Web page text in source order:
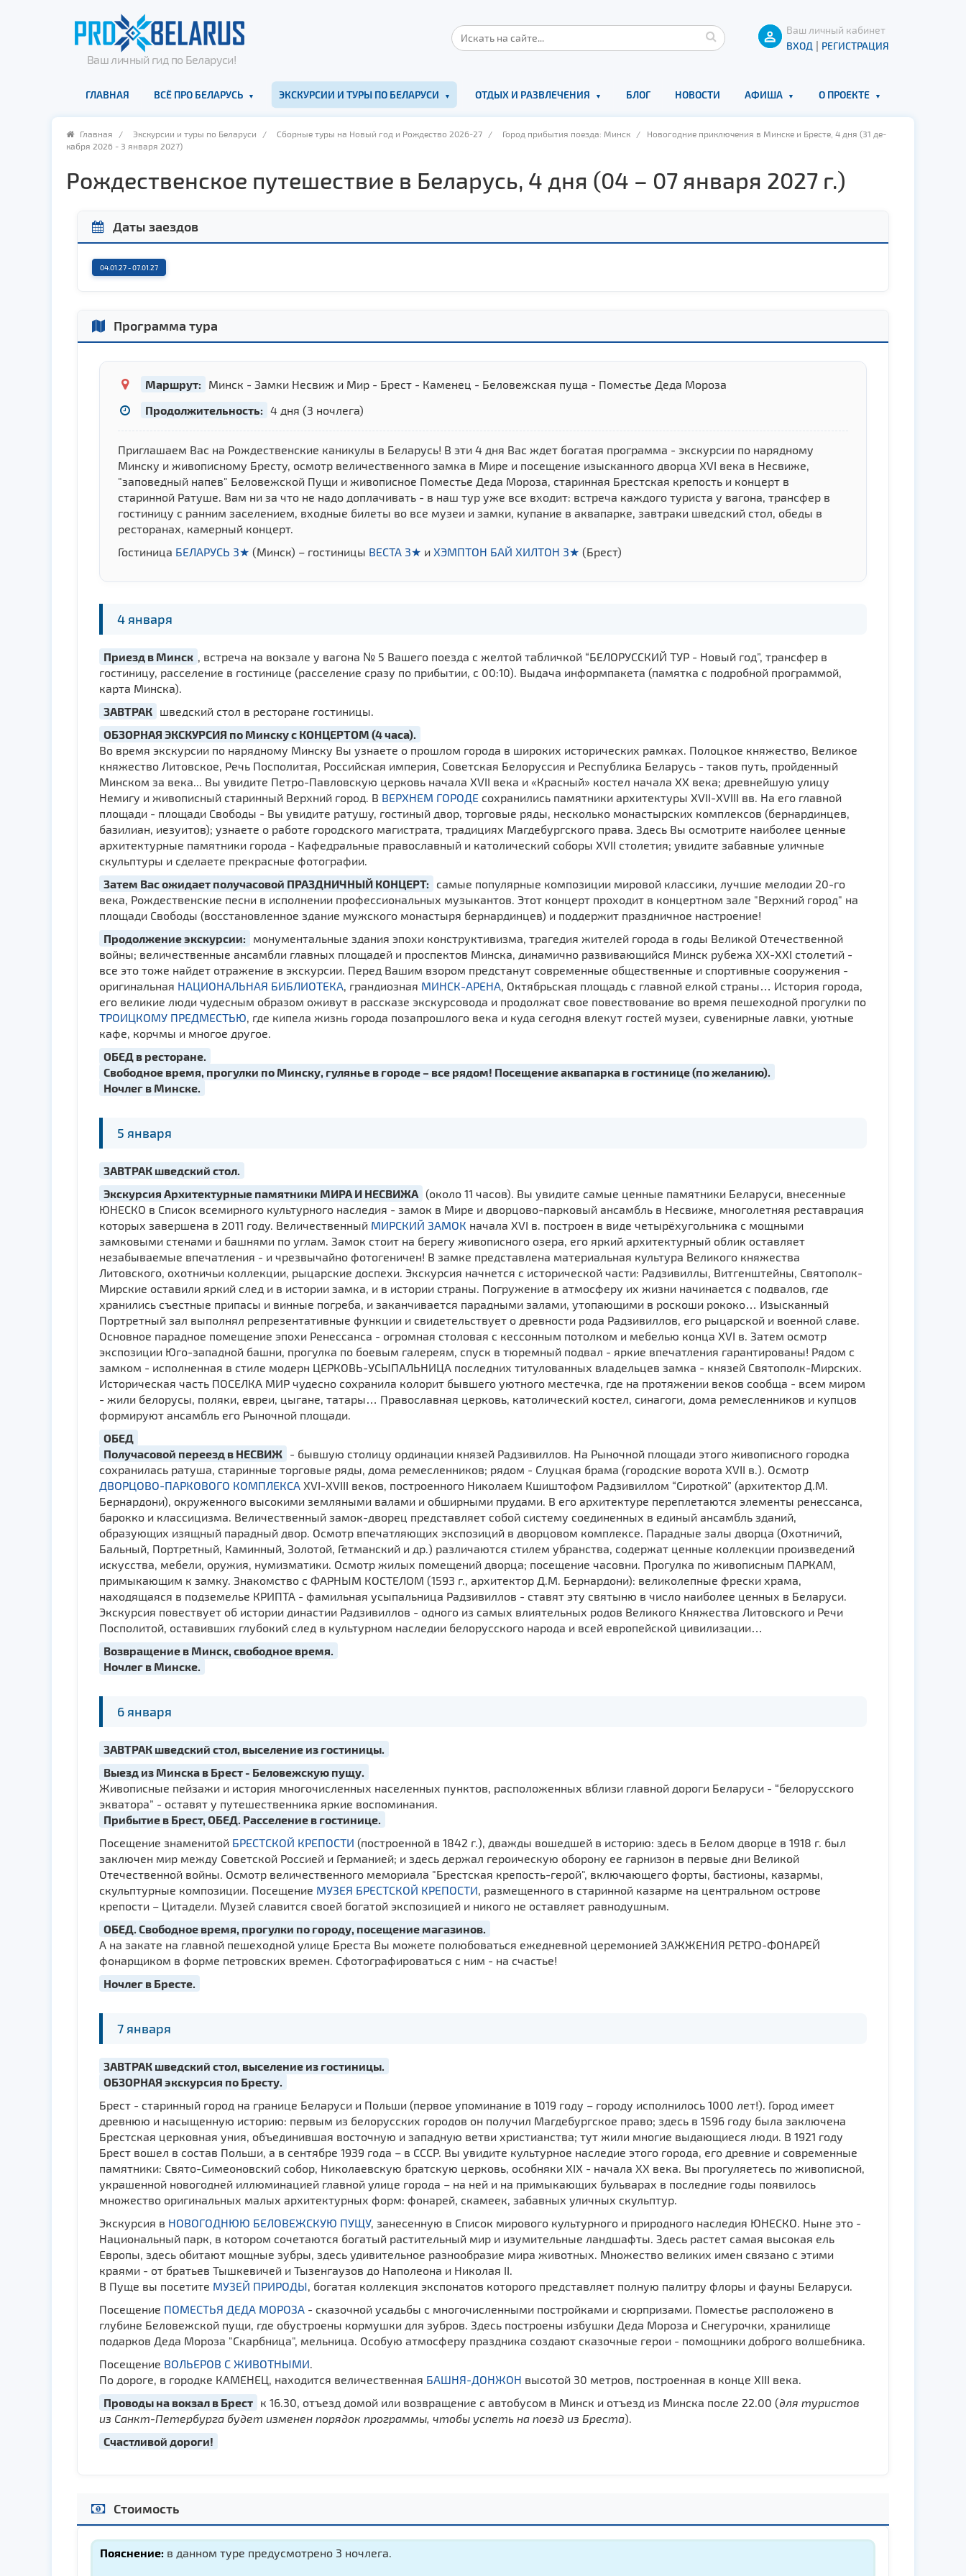
Ваш личный гид по Беларуси!
Ваш личный кабинет
ВХОД | РЕГИСТРАЦИЯ
ГЛАВНАЯ ВСЁ ПРО БЕЛАРУСЬ ЭКСКУРСИИ И ТУРЫ ПО БЕЛАРУСИ ОТДЫХ И РАЗВЛЕЧЕНИЯ БЛОГ НОВОСТИ АФИША О ПРОЕКТЕ
Главная / Экскурсии и туры по Беларуси / Сборные туры на Новый год и Рождество 2026-27 / Город прибытия поезда: Минск
/ Новогодние приключения в Минске и Бресте, 4 дня (31 де­
каб­ря 2026 - 3 ян­ва­ря 2027)
Рождественское путешествие в Беларусь, 4 дня (04 – 07 января 2027 г.)
Даты заездов
04.01.27 - 07.01.27
Программа тура
Маршрут:
Минск - Замки Несвиж и Мир - Брест - Каменец - Беловежская пуща - Поместье Деда Мороза
Продолжительность: 4 дня (3 ночлега)
Приглашаем Вас на Рождественские каникулы в Беларусь! В эти 4 дня Вас ждет богатая программа - экскурсии по нарядному
Минску и живописному Бресту, осмотр величественного замка в Мире и посещение изысканного дворца XVI века в Несвиже,
"заповедный напев" Беловежской Пущи и живописное Поместье Деда Мороза, старинная Брестская крепость и концерт в
старинной Ратуше. Вам ни за что не надо доплачивать - в наш тур уже все входит: встреча каждого туриста у вагона, трансфер в
гостиницу с ранним заселением, входные билеты во все музеи и замки, купание в аквапарке, завтраки шведский стол, обеды в
ресторанах, камерный концерт.
Гостиница БЕЛАРУСЬ 3★ (Минск) – гостиницы ВЕСТА 3★ и ХЭМПТОН БАЙ ХИЛТОН 3★ (Брест)
4 января
Приезд в Минск , встреча на вокзале у вагона № 5 Вашего поезда с желтой табличкой “БЕЛОРУССКИЙ ТУР - Новый год”, трансфер в
гостиницу, расселение в гостинице (расселение сразу по прибытии, с 00:10). Выдача информпакета (памятка с подробной программой,
карта Минска).
ЗАВТРАК шведский стол в ресторане гостиницы.
ОБЗОРНАЯ ЭКСКУРСИЯ по Минску с КОНЦЕРТОМ (4 часа).
Во время экскурсии по нарядному Минску Вы узнаете о прошлом города в широких исторических рамках. Полоцкое княжество, Великое
княжество Литовское, Речь Посполитая, Российская империя, Советская Белоруссия и Республика Беларусь - таков путь, пройденный
Минском за века... Вы увидите Петро-Павловскую церковь начала ХVII века и «Красный» костел начала ХХ века; древнейшую улицу
Немигу и живописный старинный Верхний город. В ВЕРХНЕМ ГОРОДЕ сохранились памятники архитектуры XVII-XVIII вв. На его главной
площади - площади Свободы - Вы увидите ратушу, гостиный двор, торговые ряды, несколько монастырских комплексов (бернардинцев,
базилиан, иезуитов); узнаете о работе городского магистрата, традициях Магдебургского права. Здесь Вы осмотрите наиболее ценные
архитектурные памятники города - Кафедральные православный и католический соборы ХVII столетия; увидите забавные уличные
скульптуры и сделаете прекрасные фотографии.
Затем Вас ожидает получасовой ПРАЗДНИЧНЫЙ КОНЦЕРТ:
самые популярные композиции мировой классики, лучшие мелодии 20-го
века, Рождественские песни в исполнении профессиональных музыкантов. Этот концерт проходит в концертном зале "Верхний город" на
площади Свободы (восстановленное здание мужского монастыря бернардинцев) и поддержит праздничное настроение!
Продолжение экскурсии:
монументальные здания эпохи конструктивизма, трагедия жителей города в годы Великой Отечественной
войны; величественные ансамбли главных площадей и проспектов Минска, динамично развивающийся Минск рубежа ХХ-ХХI столетий -
все это тоже найдет отражение в экскурсии. Перед Вашим взором предстанут современные общественные и спортивные сооружения -
оригинальная НАЦИОНАЛЬНАЯ БИБЛИОТЕКА, грандиозная МИНСК-АРЕНА, Октябрьская площадь с главной елкой страны… История города,
его великие люди чудесным образом оживут в рассказе экскурсовода и продолжат свое повествование во время пешеходной прогулки по
ТРОИЦКОМУ ПРЕДМЕСТЬЮ, где кипела жизнь города позапрошлого века и куда сегодня влекут гостей музеи, сувенирные лавки, уютные
кафе, корчмы и многое другое.
ОБЕД в ресторане.
Свободное время, прогулки по Минску, гулянье в городе – все рядом! Посещение аквапарка в гостинице (по желанию).
Ночлег в Минске.
5 января
ЗАВТРАК шведский стол.
Экскурсия Архитектурные памятники МИРА И НЕСВИЖА (около 11 часов). Вы увидите самые ценные памятники Беларуси, внесенные
ЮНЕСКО в Список всемирного культурного наследия - замок в Мире и дворцово-парковый ансамбль в Несвиже, многолетняя реставрация
которых завершена в 2011 году. Величественный МИРСКИЙ ЗАМОК начала XVI в. построен в виде четырёхугольника с мощными
замковыми стенами и башнями по углам. Замок стоит на берегу живописного озера, его яркий архитектурный облик оставляет
незабываемые впечатления - и чрезвычайно фотогеничен! В замке представлена материальная культура Великого княжества
Литовского, охотничьи коллекции, рыцарские доспехи. Экскурсия начнется с исторической части: Радзивиллы, Витгенштейны, Святополк-
Мирские оставили яркий след и в истории замка, и в истории страны. Погружение в атмосферу их жизни начинается с подвалов, где
хранились съестные припасы и винные погреба, и заканчивается парадными залами, утопающими в роскоши рококо… Изысканный
Портретный зал выполнял репрезентативные функции и свидетельствует о древности рода Радзивиллов, его рыцарской и военной славе.
Основное парадное помещение эпохи Ренессанса - огромная столовая с кессонным потолком и мебелью конца XVI в. Затем осмотр
экспозиции Юго-западной башни, прогулка по боевым галереям, спуск в тюремный подвал - яркие впечатления гарантированы! Рядом с
замком - исполненная в стиле модерн ЦЕРКОВЬ-УСЫПАЛЬНИЦА последних титулованных владельцев замка - князей Святополк-Мирских.
Историческая часть ПОСЕЛКА МИР чудесно сохранила колорит бывшего уютного местечка, где на протяжении веков сообща - всем миром
- жили белорусы, поляки, евреи, цыгане, татары… Православная церковь, католический костел, синагоги, дома ремесленников и купцов
формируют ансамбль его Рыночной площади.
ОБЕД
Получасовой переезд в НЕСВИЖ - бывшую столицу ординации князей Радзивиллов. На Рыночной площади этого живописного городка
сохранилась ратуша, старинные торговые ряды, дома ремесленников; рядом - Слуцкая брама (городские ворота XVII в.). Осмотр
ДВОРЦОВО-ПАРКОВОГО КОМПЛЕКСА XVI-XVIII веков, построенного Николаем Кшиштофом Радзивиллом “Сироткой” (архитектор Д.М.
Бернардони), окруженного высокими земляными валами и обширными прудами. В его архитектуре переплетаются элементы ренессанса,
барокко и классицизма. Величественный замок-дворец представляет собой систему соединенных в единый ансамбль зданий,
образующих изящный парадный двор. Осмотр впечатляющих экспозиций в дворцовом комплексе. Парадные залы дворца (Охотничий,
Бальный, Портретный, Каминный, Золотой, Гетманский и др.) различаются стилем убранства, содержат ценные коллекции произведений
искусства, мебели, оружия, нумизматики. Осмотр жилых помещений дворца; посещение часовни. Прогулка по живописным ПАРКАМ,
примыкающим к замку. Знакомство с ФАРНЫМ КОСТЕЛОМ (1593 г., архитектор Д.М. Бернардони): великолепные фрески храма,
находящаяся в подземелье КРИПТА - фамильная усыпальница Радзивиллов - ставят эту святыню в число наиболее ценных в Беларуси.
Экскурсия повествует об истории династии Радзивиллов - одного из самых влиятельных родов Великого Княжества Литовского и Речи
Посполитой, оставивших глубокий след в культурном наследии белорусского народа и всей европейской цивилизации…
Возвращение в Минск, свободное время.
Ночлег в Минске.
6 января
ЗАВТРАК шведский стол, выселение из гостиницы.
Выезд из Минска в Брест - Беловежскую пущу.
Живописные пейзажи и история многочисленных населенных пунктов, расположенных вблизи главной дороги Беларуси - “белорусского
экватора” - оставят у путешественника яркие воспоминания.
Прибытие в Брест, ОБЕД. Расселение в гостинице.
Посещение знаменитой БРЕСТСКОЙ КРЕПОСТИ (построенной в 1842 г.), дважды вошедшей в историю: здесь в Белом дворце в 1918 г. был
заключен мир между Советской Россией и Германией; и здесь держал героическую оборону ее гарнизон в первые дни Великой
Отечественной войны. Осмотр величественного мемориала "Брестская крепость-герой", включающего форты, бастионы, казармы,
скульптурные композиции. Посещение МУЗЕЯ БРЕСТСКОЙ КРЕПОСТИ, размещенного в старинной казарме на центральном острове
крепости – Цитадели. Музей славится своей богатой экспозицией и никого не оставляет равнодушным.
ОБЕД. Свободное время, прогулки по городу, посещение магазинов.
А на закате на главной пешеходной улице Бреста Вы можете полюбоваться ежедневной церемонией ЗАЖЖЕНИЯ РЕТРО-ФОНАРЕЙ
фонарщиком в форме петровских времен. Сфотографироваться с ним - на счастье!
Ночлег в Бресте.
7 января
ЗАВТРАК шведский стол, выселение из гостиницы.
ОБЗОРНАЯ экскурсия по Бресту.
Брест - старинный город на границе Беларуси и Польши (первое упоминание в 1019 году – городу исполнилось 1000 лет!). Город имеет
древнюю и насыщенную историю: первым из белорусских городов он получил Магдебургское право; здесь в 1596 году была заключена
Брестская церковная уния, объединившая восточную и западную ветви христианства; тут жили многие выдающиеся люди. В 1921 году
Брест вошел в состав Польши, а в сентябре 1939 года – в СССР. Вы увидите культурное наследие этого города, его древние и современные
памятники: Свято-Симеоновский собор, Николаевскую братскую церковь, особняки XIX - начала ХХ века. Вы прогуляетесь по живописной,
украшенной новогодней иллюминацией главной улице города – на ней и на примыкающих бульварах в последние годы появилось
множество оригинальных малых архитектурных форм: фонарей, скамеек, забавных уличных скульптур.
Экскурсия в НОВОГОДНЮЮ БЕЛОВЕЖСКУЮ ПУЩУ, занесенную в Список мирового культурного и природного наследия ЮНЕСКО. Ныне это -
Национальный парк, в котором сочетаются богатый растительный мир и изумительные ландшафты. Здесь растет самая высокая ель
Европы, здесь обитают мощные зубры, здесь удивительное разнообразие мира животных. Множество великих имен связано с этими
краями - от братьев Тышкевичей и Тызенгаузов до Наполеона и Николая II.
В Пуще вы посетите МУЗЕЙ ПРИРОДЫ, богатая коллекция экспонатов которого представляет полную палитру флоры и фауны Беларуси.
Посещение ПОМЕСТЬЯ ДЕДА МОРОЗА - сказочной усадьбы с многочисленными постройками и сюрпризами. Поместье расположено в
глубине Беловежской пущи, где обустроены кормушки для зубров. Здесь построены избушки Деда Мороза и Снегурочки, хранилище
подарков Деда Мороза "Скарбница", мельница. Особую атмосферу праздника создают сказочные герои - помощники доброго волшебника.
Посещение ВОЛЬЕРОВ С ЖИВОТНЫМИ.
По дороге, в городке КАМЕНЕЦ, находится величественная БАШНЯ-ДОНЖОН высотой 30 метров, построенная в конце ХІІІ века.
Проводы на вокзал в Брест к 16.30, отъезд домой или возвращение с автобусом в Минск и отъезд из Минска после 22.00 (для туристов
из Санкт-Петербурга будет изменен порядок программы, чтобы успеть на поезд из Бреста).
Счастливой дороги!
Стоимость
Пояснение: в данном туре предусмотрено 3 ночлега.